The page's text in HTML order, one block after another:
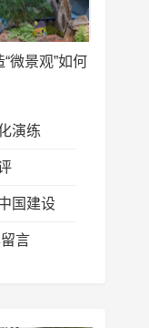
微景观”如何
演练
国建设
言